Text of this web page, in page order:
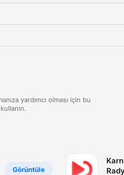
yardımcı olması için bu
Görüntüle